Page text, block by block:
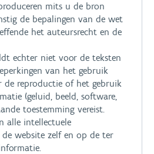
mits u de bron
de bepalingen van de wet
het auteursrecht en de
echter niet voor de teksten
van het gebruik
de reproductie of het gebruik
(geluid, beeld, software,
toestemming vereist.
alle intellectuele
website zelf en op de ter